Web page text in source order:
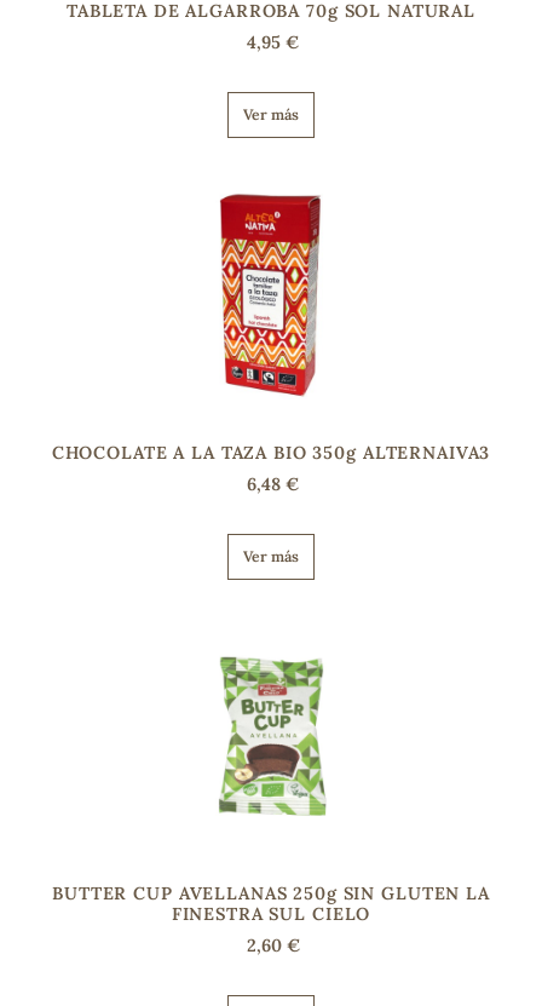
TABLETA DE ALGARROBA 70g SOL NATURAL
4,95 €
Ver más
CHOCOLATE A LA TAZA BIO 350g ALTERNAIVA3
6,48 €
Ver más
BUTTER CUP AVELLANAS 250g SIN GLUTEN LA
FINESTRA SUL CIELO
2,60 €